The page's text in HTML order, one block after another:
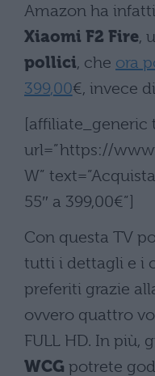
Amazon ha
Xiaomi F2 Fire,
pollici, che ora
399,00€, invece di
[affiliate_generic
url=”https://
W”
55″ a 399,00€”]
Con questa TV
tutti i dettagli e i
preferiti grazie
ovvero quattro
FULL HD. In più,
WCG potrete